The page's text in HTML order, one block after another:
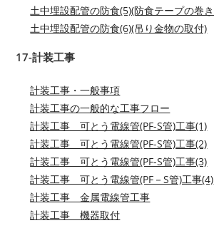
土中埋設配管の防食(5)(防食テープの巻
土中埋設配管の防食(6)(吊り金物の取付)
17-計装工事
計装工事・一般事項
計装工事の一般的な工事フロー
計装工事 可とう電線管(PF-S管)工事(1)
計装工事 可とう電線管(PF-S管)工事(2)
計装工事 可とう電線管(PF-S管)工事(3)
計装工事 可とう電線管(PF－S管)工事(4)
計装工事 金属電線管工事
計装工事 機器取付